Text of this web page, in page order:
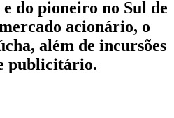
do pioneiro no Sul de
acionário, o
além de incursões
publicitário.